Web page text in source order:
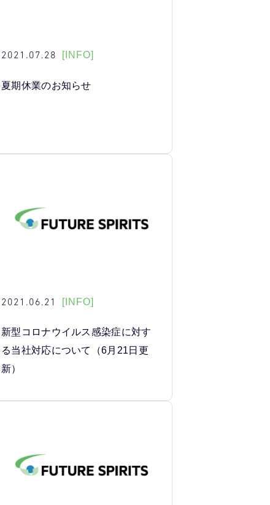
2021.07.28 [INFO]
夏期休業のお知らせ
2021.06.21 [INFO]
新型コロナウイルス感染症に対す
る当社対応について（6月21日更
新）